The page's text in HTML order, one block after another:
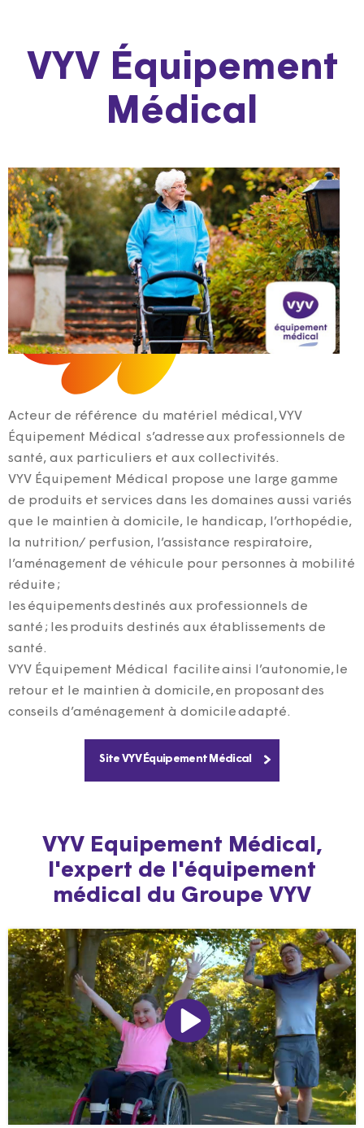
VYV Équipement
Médical
Acteur de référence du matériel médical, VYV
Équipement Médical s’adresse aux professionnels de
santé, aux particuliers et aux collectivités.
VYV Équipement Médical propose une large gamme
de produits et services dans les domaines aussi variés
que le maintien à domicile, le handicap, l’orthopédie,
la nutrition/ perfusion, l’assistance respiratoire,
l’aménagement de véhicule pour personnes à mobilité
réduite ;
les équipements destinés aux professionnels de
santé ; les produits destinés aux établissements de
santé.
VYV Équipement Médical facilite ainsi l’autonomie, le
retour et le maintien à domicile, en proposant des
conseils d’aménagement à domicile adapté.
Site VYV Équipement Médical
VYV Equipement Médical,
l'expert de l'équipement
médical du Groupe VYV